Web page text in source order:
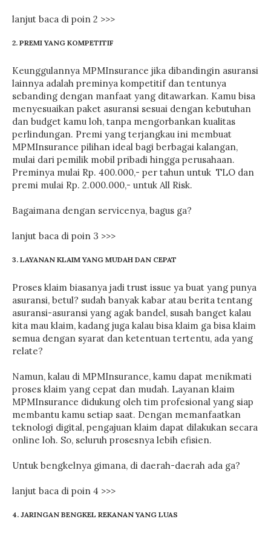
lanjut baca di poin 2 >>>
2. PREMI YANG KOMPETITIF
Keunggulannya MPMInsurance jika dibandingin asuransi
lainnya adalah preminya kompetitif dan tentunya
sebanding dengan manfaat yang ditawarkan. Kamu bisa
menyesuaikan paket asuransi sesuai dengan kebutuhan
dan budget kamu loh, tanpa mengorbankan kualitas
perlindungan. Premi yang terjangkau ini membuat
MPMInsurance pilihan ideal bagi berbagai kalangan,
mulai dari pemilik mobil pribadi hingga perusahaan.
Preminya mulai Rp. 400.000,- per tahun untuk TLO dan
premi mulai Rp. 2.000.000,- untuk All Risk.
Bagaimana dengan servicenya, bagus ga?
lanjut baca di poin 3 >>>
3. LAYANAN KLAIM YANG MUDAH DAN CEPAT
Proses klaim biasanya jadi trust issue ya buat yang punya
asuransi, betul? sudah banyak kabar atau berita tentang
asuransi-asuransi yang agak bandel, susah banget kalau
kita mau klaim, kadang juga kalau bisa klaim ga bisa klaim
semua dengan syarat dan ketentuan tertentu, ada yang
relate?
Namun, kalau di MPMInsurance, kamu dapat menikmati
proses klaim yang cepat dan mudah. Layanan klaim
MPMInsurance didukung oleh tim profesional yang siap
membantu kamu setiap saat. Dengan memanfaatkan
teknologi digital, pengajuan klaim dapat dilakukan secara
online loh. So, seluruh prosesnya lebih efisien.
Untuk bengkelnya gimana, di daerah-daerah ada ga?
lanjut baca di poin 4 >>>
4. JARINGAN BENGKEL REKANAN YANG LUAS